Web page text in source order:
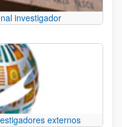
investigador
externos